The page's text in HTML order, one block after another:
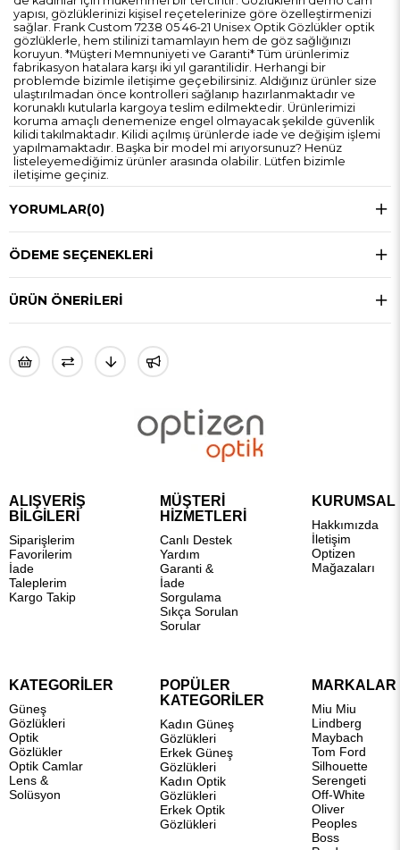
yapısı, gözlüklerinizi kişisel reçetelerinize göre özelleştirmenizi
sağlar. Frank Custom 7238 05 46-21 Unisex Optik Gözlükler optik
gözlüklerle, hem stilinizi tamamlayın hem de göz sağlığınızı
koruyun. *Müşteri Memnuniyeti ve Garanti* Tüm ürünlerimiz
fabrikasyon hatalara karşı iki yıl garantilidir. Herhangi bir
problemde bizimle iletişime geçebilirsiniz. Aldığınız ürünler size
ulaştırılmadan önce kontrolleri sağlanıp hazırlanmaktadır ve
korunaklı kutularla kargoya teslim edilmektedir. Ürünlerimizi
koruma amaçlı denemenize engel olmayacak şekilde güvenlik
kilidi takılmaktadır. Kilidi açılmış ürünlerde iade ve değişim işlemi
yapılmamaktadır. Başka bir model mi arıyorsunuz? Henüz
listeleyemediğimiz ürünler arasında olabilir. Lütfen bizimle
iletişime geçiniz.
YORUMLAR(0)
ÖDEME SEÇENEKLERI
ÜRÜN ÖNERILERI
ALIŞVERİŞ
BİLGİLERİ
Siparişlerim
Favorilerim
İade
Taleplerim
Kargo Takip
MÜŞTERİ
HİZMETLERİ
Canlı Destek
Yardım
Garanti &
İade
Sorgulama
Sıkça Sorulan
Sorular
KURUMSAL
Hakkımızda
İletişim
Optizen
Mağazaları
KATEGORİLER
Güneş
Gözlükleri
Optik
Gözlükler
Optik Camlar
Lens &
Solüsyon
POPÜLER
KATEGORİLER
Kadın Güneş
Gözlükleri
Erkek Güneş
Gözlükleri
Kadın Optik
Gözlükleri
Erkek Optik
Gözlükleri
MARKALAR
Miu Miu
Lindberg
Maybach
Tom Ford
Silhouette
Serengeti
Off-White
Oliver
Peoples
Boss